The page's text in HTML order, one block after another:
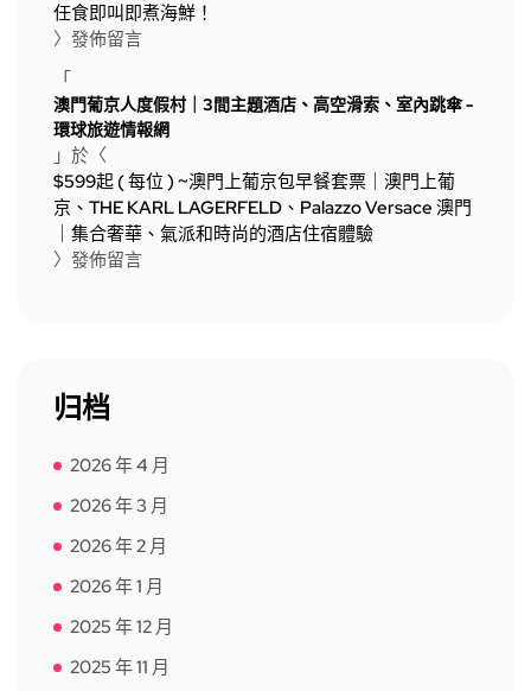
任食即叫即煮海鮮！
〉發佈留言
「
澳門葡京人度假村｜3間主題酒店、高空滑索、室內跳傘 -
環球旅遊情報網
」於〈
$599起 ( 每位 ) ~澳門上葡京包早餐套票｜澳門上葡
京、THE KARL LAGERFELD、Palazzo Versace 澳門
｜集合奢華、氣派和時尚的酒店住宿體驗
〉發佈留言
归档
2026 年 4 月
2026 年 3 月
2026 年 2 月
2026 年 1 月
2025 年 12 月
2025 年 11 月